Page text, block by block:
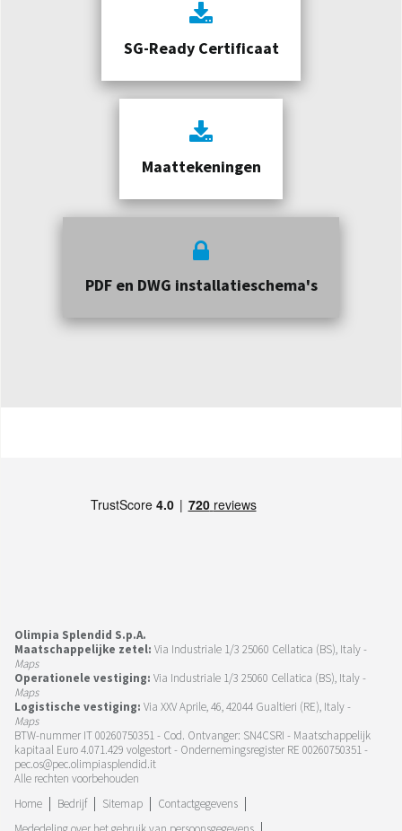
SG-Ready Certificaat
Maattekeningen
PDF en DWG installatieschema's
Olimpia Splendid S.p.A.
Maatschappelijke zetel: Via Industriale 1/3 25060 Cellatica (BS), Italy -
Maps
Operationele vestiging: Via Industriale 1/3 25060 Cellatica (BS), Italy -
Maps
Logistische vestiging: Via XXV Aprile, 46, 42044 Gualtieri (RE), Italy -
Maps
BTW-nummer IT 00260750351 - Cod. Ontvanger: SN4CSRI - Maatschappelijk
kapitaal Euro 4.071.429 volgestort - Ondernemingsregister RE 00260750351 -
pec.os@pec.olimpiasplendid.it
Alle rechten voorbehouden
Home
Bedrijf Sitemap
Contactgegevens